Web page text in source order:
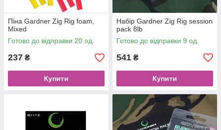
Піна Gardner Zig Rig foam,
Mixed
Готово до відправки 20 од.
237 ₴
Купити
Набір Gardner Zig Rig session
pack 8lb
Готово до відправки 9 од.
541 ₴
Купити